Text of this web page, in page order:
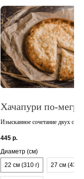
Хачапури по-
Изысканное сочетание двух
тает во рту – это самый
мегрельский хачапури
445 р.
Диаметр (см)
22 см (310 г)
27 см (430